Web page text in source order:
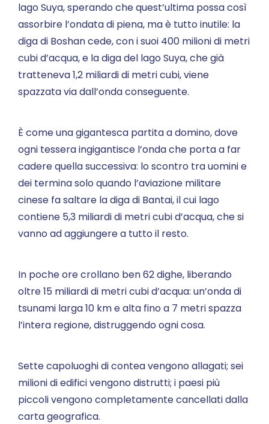
lago Suya, sperando che quest’ultima possa così
assorbire l’ondata di piena, ma è tutto inutile: la
diga di Boshan cede, con i suoi 400 milioni di metri
cubi d’acqua, e la diga del lago Suya, che già
tratteneva 1,2 miliardi di metri cubi, viene
spazzata via dall’onda conseguente.
È come una gigantesca partita a domino, dove
ogni tessera ingigantisce l’onda che porta a far
cadere quella successiva: lo scontro tra uomini e
dei termina solo quando l’aviazione militare
cinese fa saltare la diga di Bantai, il cui lago
contiene 5,3 miliardi di metri cubi d’acqua, che si
vanno ad aggiungere a tutto il resto.
In poche ore crollano ben 62 dighe, liberando
oltre 15 miliardi di metri cubi d’acqua: un’onda di
tsunami larga 10 km e alta fino a 7 metri spazza
l’intera regione, distruggendo ogni cosa.
Sette capoluoghi di contea vengono allagati; sei
milioni di edifici vengono distrutti; i paesi più
piccoli vengono completamente cancellati dalla
carta geografica.